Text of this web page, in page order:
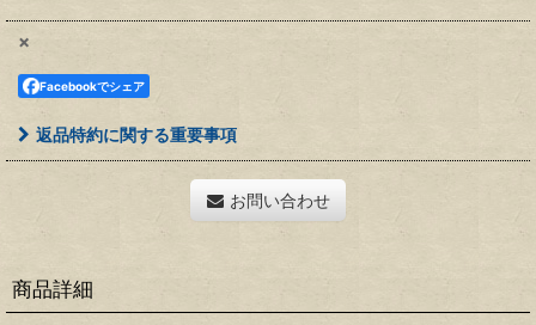
×
Facebookでシェア
返品特約に関する重要事項
お問い合わせ
商品詳細